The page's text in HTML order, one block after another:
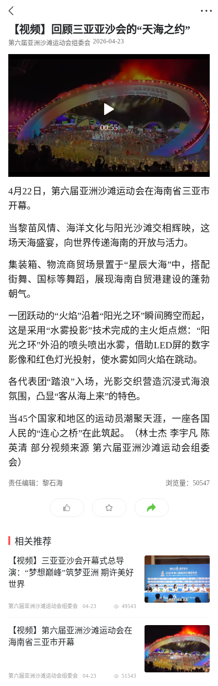
 
【视频】回顾三亚亚沙会的“天海之约”
第六届亚洲沙滩运动会组委会 2026-04-23
00:55
4月22日，第六届亚洲沙滩运动会在海南省三亚市
开幕。
当黎苗风情、海洋文化与阳光沙滩交相辉映，这
场天海盛宴，向世界传递海南的开放与活力。
集装箱、物流商贸场景置于“星辰大海”中，搭配
街舞、国标等舞蹈，展现海南自贸港建设的蓬勃
朝气。
一团跃动的“火焰”沿着“阳光之环”瞬间腾空而起，
这是采用“水雾投影”技术完成的主火炬点燃：“阳
光之环”外沿的喷头喷出水雾，借助LED屏的数字
影像和红色灯光投射，使水雾如同火焰在跳动。
各代表团“踏浪”入场，光影交织营造沉浸式海浪
氛围，凸显“客从海上来”的特色。
当45个国家和地区的运动员潮聚天涯，一座各国
人民的“连心之桥”在此筑起。（林士杰 李宇凡 陈
英清 部分视频来源 第六届亚洲沙滩运动会组委
会）
责任编辑：黎石海 浏览量：50547
相关推荐
【视频】三亚亚沙会开幕式总导
演：“梦想巅峰”筑梦亚洲 期许美好
世界
第六届亚洲沙滩运动会组委会 04-23 49543
【视频】第六届亚洲沙滩运动会在
海南省三亚市开幕
第六届亚洲沙滩运动会组委会 04-23 51543